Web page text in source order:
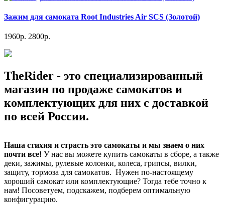
Зажим для самоката Root Industries Air SCS (Золотой)
1960р. 2800р.
TheRider - это специализированный
магазин по продаже самокатов и
комплектующих для них с доставкой
по всей России.
Наша стихия и страсть это самокаты и мы знаем о них
почти все! У нас вы можете купить самокаты в сборе, а также
деки, зажимы, рулевые колонки, колеса, грипсы, вилки,
защиту, тормоза для самокатов. Нужен по-настоящему
хороший самокат или комплектующие? Тогда тебе точно к
нам! Посоветуем, подскажем, подберем оптимальную
конфигурацию.